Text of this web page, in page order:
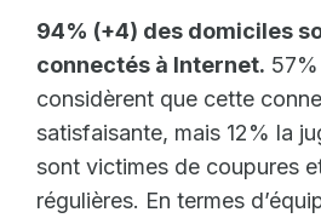
94% (+4) des domiciles
connectés à Internet.
considèrent que cette
satisfaisante, mais 12% la
sont victimes de coupures
régulières. En termes